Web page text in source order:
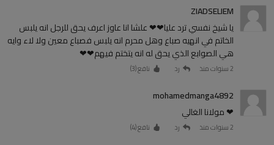
ZIADSELIEM
يا شيخ نفسي ترد عليا❤❤ علشا انا عاوز اعرف يحق للرجل انه يلبس
الخاتم في انهيه صباع وهل محرم انه يلبس فصباع معين ولا لاء وايه
هي الصوابع الذي يحق له انه يتختم فيهم❤❤
2 سنوات منذ رد نافع (3
)
mohamedmanga4892
❤ مولانا الغالي
2 سنوات منذ رد نافع (4
)